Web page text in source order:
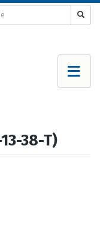
38-T)